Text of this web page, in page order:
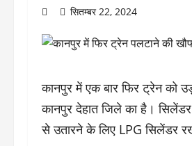
सितम्बर 22, 2024
कानपुर में एक बार फिर ट्रेन को
कानपुर देहात जिले का है।
से उतारने के लिए LPG सिलेंडर